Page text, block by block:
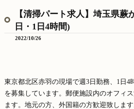
【清掃パート求人】埼玉県蕨
日・1日4時間)
2022/10/26
東京都北区赤羽の現場で週3日勤務、1日4
を募集しています。郵便施設内のオフィ
ます。地元の方、外国籍の方歓迎致しま